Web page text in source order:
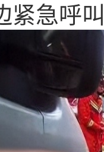
紧急呼